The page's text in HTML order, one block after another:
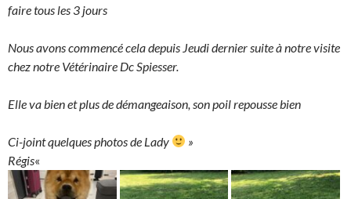
faire tous les 3 jours
Nous avons commencé cela depuis Jeudi dernier suite à notre visite
chez notre Vétérinaire Dc Spiesser.
Elle va bien et plus de démangeaison, son poil repousse bien
Ci-joint quelques photos de Lady
»
Régis«